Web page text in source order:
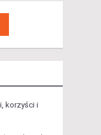
korzyści i